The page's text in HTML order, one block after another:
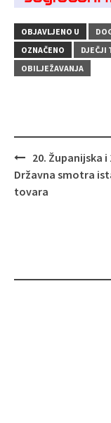
OBJAVLJENO U
OZNAČENO
DJEČJI
OBILJEŽAVANJA
Navigacija
objava
20. Županijska i
Državna smotra
tovara